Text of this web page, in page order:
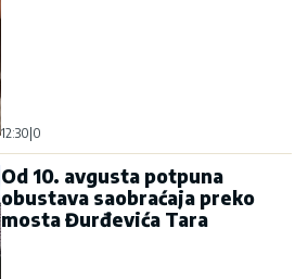
12:30 0
Od 10. avgusta potpuna
obustava saobraćaja preko
mosta Đurđevića Tara